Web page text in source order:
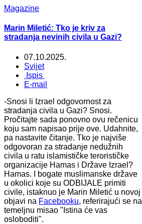
Magazine
Marin Miletić: Tko je kriv za
stradanja nevinih civila u Gazi?
07.10.2025.
Svijet
Ispis
E-mail
-Snosi li Izrael odgovornost za
stradanja civila u Gazi? Snosi.
Pročitajte sada ponovno ovu rečenicu
koju sam napisao prije ove. Udahnite,
pa nastavite čitanje. Tko je najviše
odgovoran za stradanje nedužnih
civila u ratu islamističke terorističke
organizacije Hamas i Države Izrael?
Hamas. I bogate muslimanske države
u okolici koje su ODBIJALE primiti
civile, istaknuo je Marin Miletić u novoj
objavi na Facebooku, referirajući se na
temeljnu misao "Istina će vas
osloboditi".